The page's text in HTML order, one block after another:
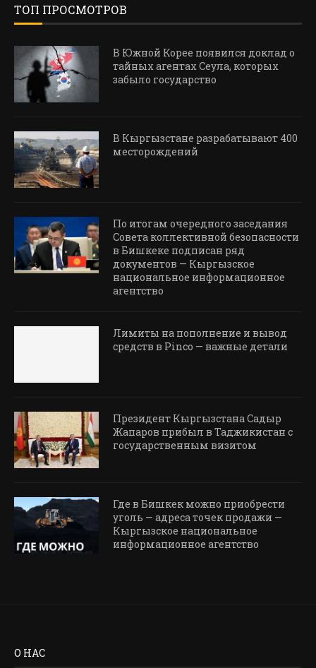
ТОП ПРОСМОТРОВ
В Южной Корее появился доклад о
тайных агентах Сеула, которых
забыло государство
В Кыргызстане разрабатывают 400
месторождений
По итогам очередного заседания
Совета коллективной безопасности
в Бишкеке подписан ряд
документов — Кыргызское
национальное информационное
агентство
Лимиты на пополнение и вывод
средств в Pinco — важные детали
Президент Кыргызстана Садыр
Жапаров прибыл в Таджикистан с
государственным визитом
Где в Бишкек можно приобрести
уголь — адреса точек продажи —
Кыргызское национальное
информационное агентство
О НАС